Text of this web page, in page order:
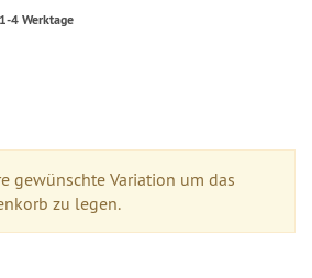
4 Werktage
gewünschte Variation um das
zu legen.